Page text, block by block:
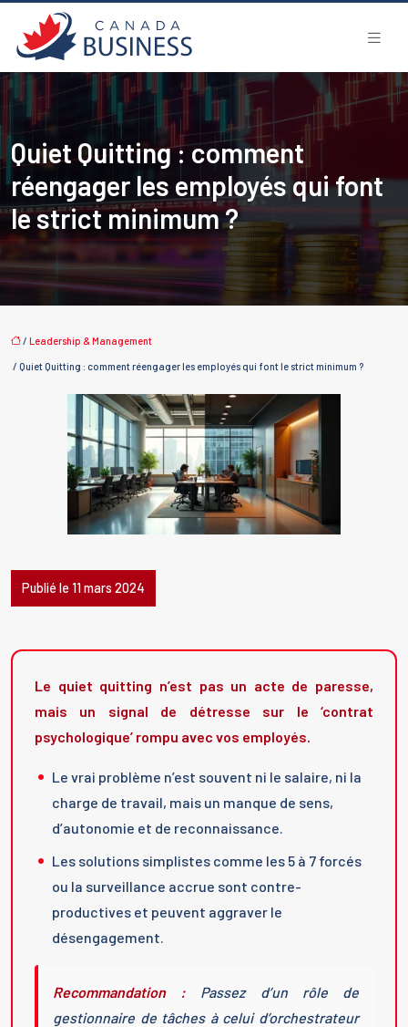
Quiet Quitting : comment
réengager les employés qui font
le strict minimum ?
/ Leadership & Management
/ Quiet Quitting : comment réengager les employés qui font le strict minimum ?
Publié le 11 mars 2024
Le quiet quitting n’est pas un acte de paresse,
mais un signal de détresse sur le ‘contrat
psychologique’ rompu avec vos employés.
Le vrai problème n’est souvent ni le salaire, ni la
charge de travail, mais un manque de sens,
d’autonomie et de reconnaissance.
Les solutions simplistes comme les 5 à 7 forcés
ou la surveillance accrue sont contre-
productives et peuvent aggraver le
désengagement.
Recommandation : Passez d’un rôle de
gestionnaire de tâches à celui d’orchestrateur